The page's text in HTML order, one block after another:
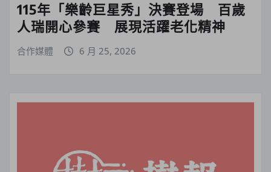
115年「樂齡巨星秀」決賽登場 百歲
人瑞開心參賽 展現活躍老化精神
合作媒體 6 月 25, 2026